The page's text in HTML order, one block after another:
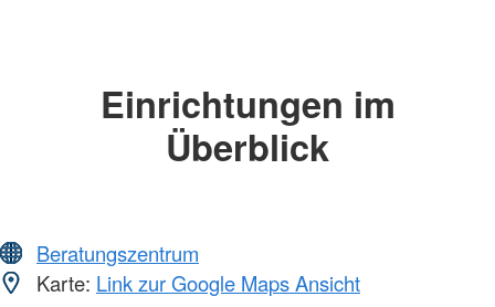
Einrichtungen im
Überblick
Beratungszentrum
Karte: Link zur Google Maps Ansicht